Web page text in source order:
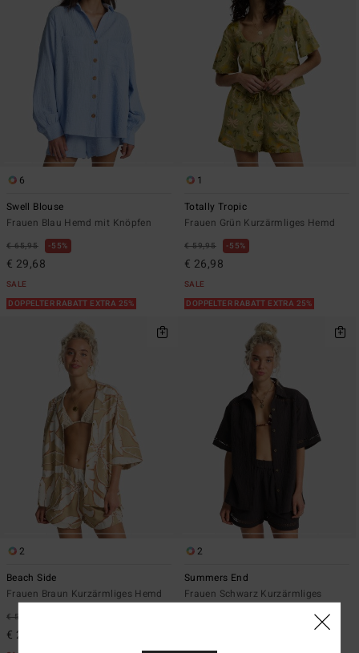
6
Swell Blouse
Frauen Blau Hemd mit Knöpfen
€ 65,95 55%
€ 29,68
SALE
DOPPELTER RABATT EXTRA 25%
1
Totally Tropic
Frauen Grün Kurzärmliges Hemd
€ 59,95 55%
€ 26,98
SALE
DOPPELTER RABATT EXTRA 25%
2
Beach Side
Frauen Braun Kurzärmliges Hemd
€ 59,95
€ 22,48
2
Summers End
Frauen Schwarz Kurzärmliges
Hemd
€ 29,68